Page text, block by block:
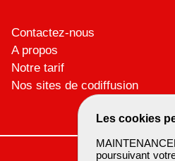
Les cookies
poursuivant
Contactez-nous
A propos
Notre tarif
Nos sites de codiffusion